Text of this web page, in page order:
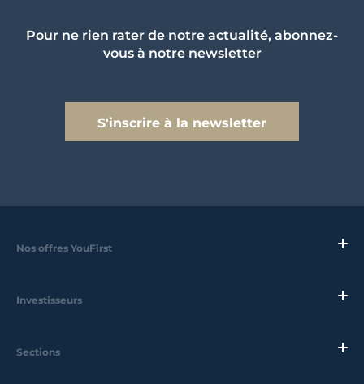
Pour ne rien rater de notre actualité, abonnez-
vous à notre newsletter
S'inscrire à la newsletter
Nos offres YouFirst
Investisseurs
Sections